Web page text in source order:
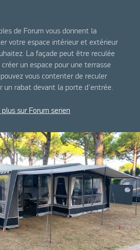
de Forum vous donnent la
votre espace intérieur et extérieur
La façade peut être reculée
un espace pour une terrasse
vous contenter de reculer
un rabat devant la porte d'entrée.
plus sur Forum serien